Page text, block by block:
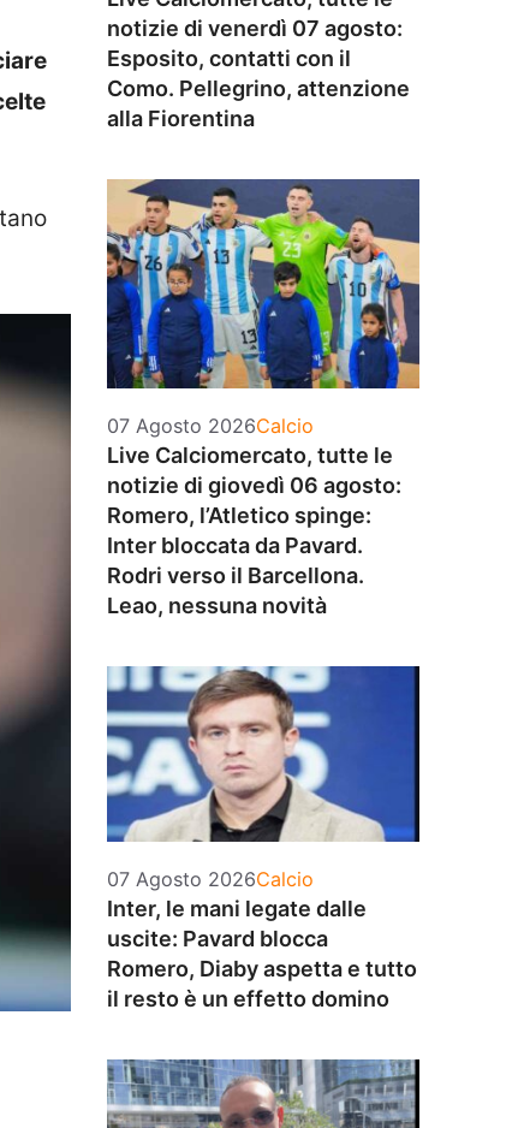
notizie di venerdì 07 agosto:
Esposito, contatti con il
Como. Pellegrino, attenzione
alla Fiorentina
07 Agosto 2026Categorie
Calcio
Live Calciomercato, tutte le
notizie di giovedì 06 agosto:
Romero, l’Atletico spinge:
Inter bloccata da Pavard.
Rodri verso il Barcellona.
Leao, nessuna novità
07 Agosto 2026Categorie
Calcio
Inter, le mani legate dalle
uscite: Pavard blocca
Romero, Diaby aspetta e tutto
il resto è un effetto domino